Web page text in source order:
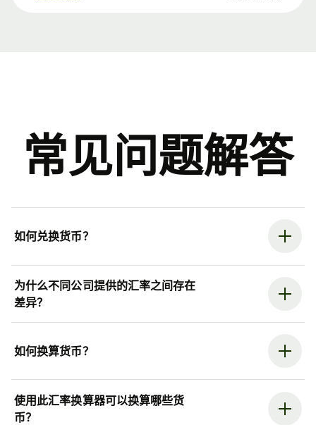
常见问题解答
如何兑换货币？
为什么不同公司提供的汇率之间存在
差异？
如何换算货币？
使用此汇率换算器可以换算哪些货
币？